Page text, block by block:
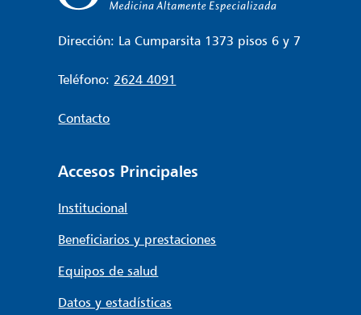
Dirección: La Cumparsita 1373 pisos 6 y 7
Teléfono: 2624 4091
Contacto
Accesos Principales
Institucional
Beneficiarios y prestaciones
Equipos de salud
Datos y estadísticas